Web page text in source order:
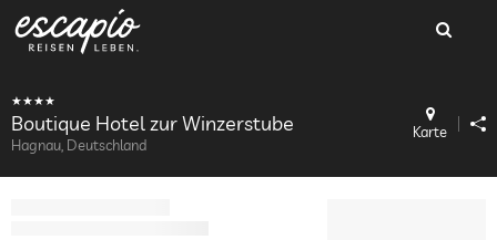
Boutique Hotel zur Winzerstube
Hagnau, Deutschland
Karte